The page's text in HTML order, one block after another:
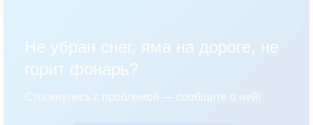
Не убран снег, яма на дороге, не
горит фонарь?
Столкнулись с проблемой — сообщите о ней!